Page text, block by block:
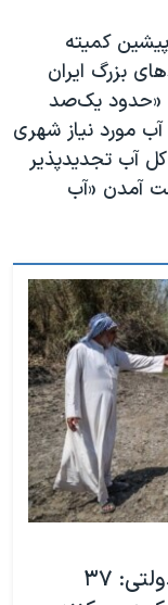
کمیته
بزرگ ایران
گفته است: جمعیت ایران در سال ۱۴۲۰ «حدود یک‌صد
مورد نیاز شهری
آب تجدیدپذیر
آمدن «آب
فرونشست زمین در ایران؛ مقام دولتی: ۳۷